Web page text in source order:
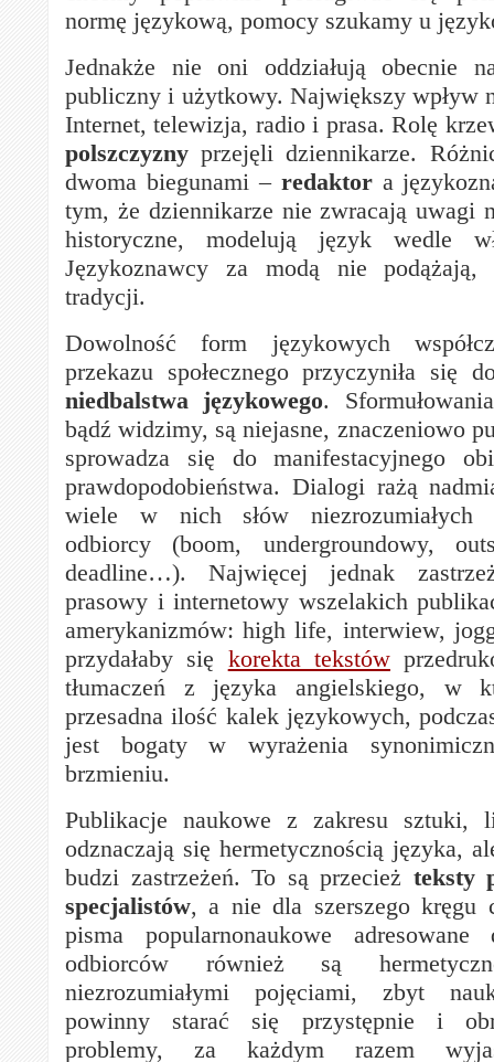
normę językową, pomocy szukamy u
Jednakże nie oni oddziałują obecnie
publiczny i użytkowy. Największy wpływ
Internet, telewizja, radio i prasa. Rolę
polszczyzny przejęli dziennikarze.
dwoma biegunami – redaktora
tym, że dziennikarze nie zwracają uwagi
historyczne, modelują język wedle
Językoznawcy za modą nie
tradycji.
Dowolność form językowych
przekazu społecznego przyczyniła się
niedbalstwa językowego.
bądź widzimy, są niejasne, znaczeniowo
sprowadza się do manifestacyjnego
prawdopodobieństwa. Dialogi rażą
wiele w nich słów niezrozumiałych
odbiorcy (boom, undergroundowy,
deadline…). Najwięcej jednak
prasowy i internetowy wszelakich
amerykanizmów: high life, interwiew,
przydałaby się korekta tekstów
tłumaczeń z języka angielskiego, w
przesadna ilość kalek językowych,
jest bogaty w wyrażenia
brzmieniu.
Publikacje naukowe z zakresu sztuki,
odznaczają się hermetycznością języka,
budzi zastrzeżeń. To są przecież teksty
specjalistów, a nie dla szerszego kręgu
pisma popularnonaukowe
odbiorców również są
niezrozumiałymi pojęciami, zbyt
powinny starać się przystępnie i
problemy, za każdym razem